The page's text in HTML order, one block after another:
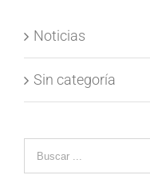
Noticias
Sin categoría
Search
for: